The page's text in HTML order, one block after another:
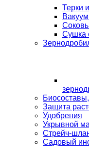
Терки
Сушка
Защита
Удобрения
Укрывной
Стрейч-
Садовый